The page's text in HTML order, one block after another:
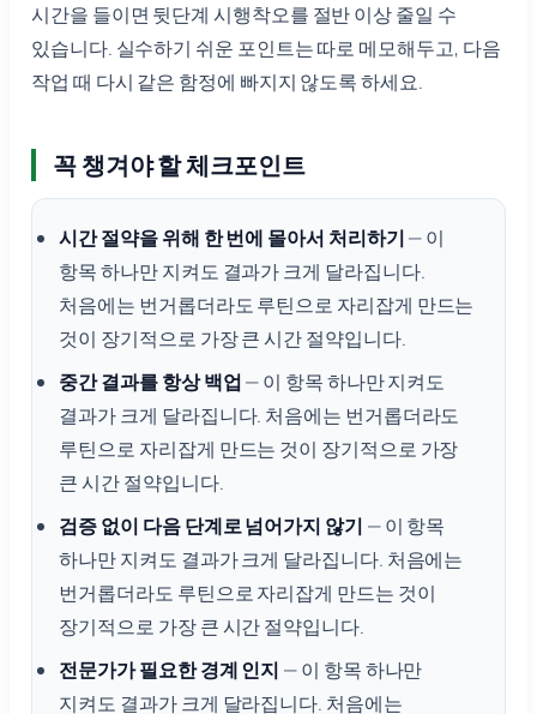
시간을 들이면 뒷단계 시행착오를 절반 이상 줄일 수
있습니다. 실수하기 쉬운 포인트는 따로 메모해두고, 다음
작업 때 다시 같은 함정에 빠지지 않도록 하세요.
꼭 챙겨야 할 체크포인트
시간 절약을 위해 한 번에 몰아서 처리하기— 이
항목 하나만 지켜도 결과가 크게 달라집니다.
처음에는 번거롭더라도 루틴으로 자리잡게 만드는
것이 장기적으로 가장 큰 시간 절약입니다.
중간 결과를 항상 백업— 이 항목 하나만 지켜도
결과가 크게 달라집니다. 처음에는 번거롭더라도
루틴으로 자리잡게 만드는 것이 장기적으로 가장
큰 시간 절약입니다.
검증 없이 다음 단계로 넘어가지 않기 — 이 항목
하나만 지켜도 결과가 크게 달라집니다. 처음에는
번거롭더라도 루틴으로 자리잡게 만드는 것이
장기적으로 가장 큰 시간 절약입니다.
전문가가 필요한 경계 인지 — 이 항목 하나만
지켜도 결과가 크게 달라집니다. 처음에는